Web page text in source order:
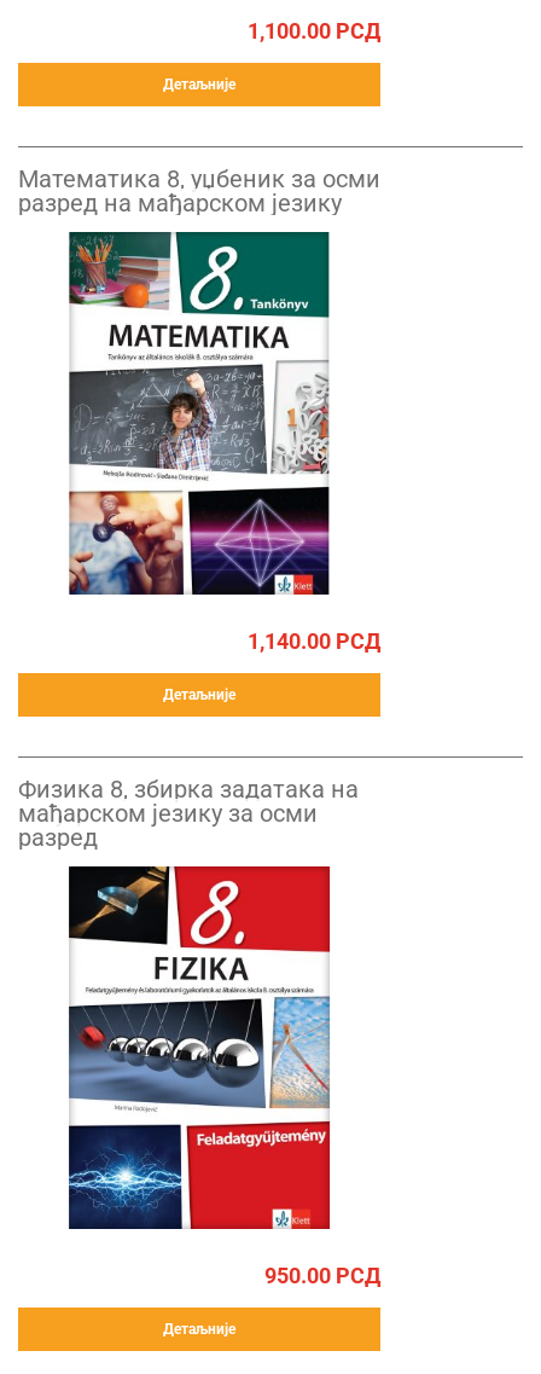
1,100.00 РСД
Детаљније
Математика 8, уџбеник за осми
разред на мађарском језику
1,140.00 РСД
Детаљније
Физика 8, збирка задатака на
мађарском језику за осми
разред
950.00 РСД
Детаљније